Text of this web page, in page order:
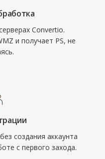
Convertio.
и получает PS, не
создания аккаунта
с первого захода.